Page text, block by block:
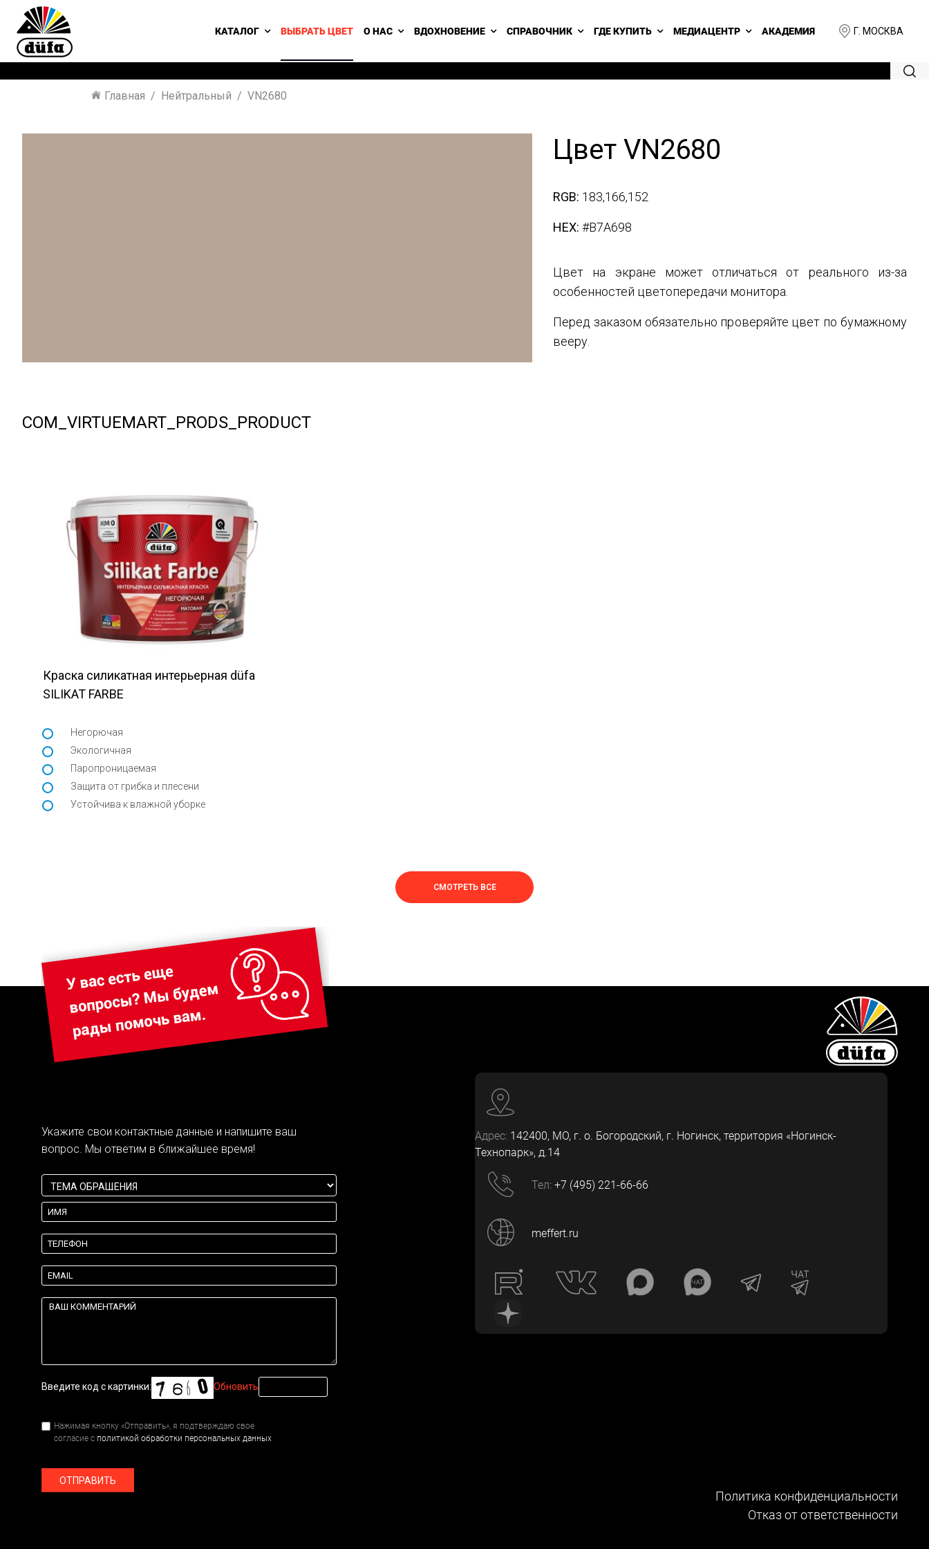
Г. МОСКВА
КАТАЛОГ ВЫБРАТЬ ЦВЕТ О НАС ВДОХНОВЕНИЕ СПРАВОЧНИК ГДЕ КУПИТЬ МЕДИАЦЕНТР АКАДЕМИЯ
Главная Нейтральный VN2680
Цвет VN2680
RGB: 183,166,152
HEX: #B7A698
Цвет на экране может отличаться от реального из-за
особенностей цветопередачи монитора.
Перед заказом обязательно проверяйте цвет по бумажному
вееру.
COM_VIRTUEMART_PRODS_PRODUCT
Краска силикатная интерьерная düfa
SILIKAT FARBE
Негорючая
Экологичная
Паропроницаемая
Защита от грибка и плесени
Устойчива к влажной уборке
СМОТРЕТЬ ВСЕ
Укажите свои контактные данные и напишите ваш
вопрос. Мы ответим в ближайшее время!
Введите код с картинки: Обновить
Нажимая кнопку «Отправить», я подтверждаю свое
согласие с политикой обработки персональных данных
ОТПРАВИТЬ
Адрес: 142400, МО, г. о. Богородский, г. Ногинск, территория «Ногинск-
Технопарк», д.14
Тел: +7 (495) 221-66-66
meffert.ru
Политика конфиденциальности
Отказ от ответственности